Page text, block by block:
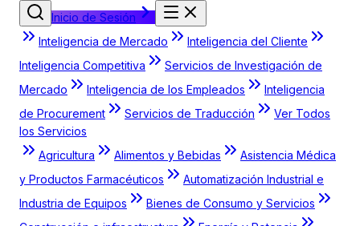
Inicio de Sesión
Inteligencia de Mercado
Inteligencia del Cliente
Inteligencia Competitiva
Servicios de Investigación de
Mercado
Inteligencia de los Empleados
Inteligencia
de Procurement
Servicios de Traducción
Ver Todos
los Servicios
Agricultura
Alimentos y Bebidas
Asistencia Médica
y Productos Farmacéuticos
Automatización Industrial e
Industria de Equipos
Bienes de Consumo y Servicios